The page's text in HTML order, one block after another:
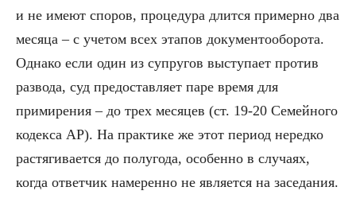
и не имеют споров, процедура длится примерно два
месяца – с учетом всех этапов документооборота.
Однако если один из супругов выступает против
развода, суд предоставляет паре время для
примирения – до трех месяцев (ст. 19-20 Семейного
кодекса АР). На практике же этот период нередко
растягивается до полугода, особенно в случаях,
когда ответчик намеренно не является на заседания.